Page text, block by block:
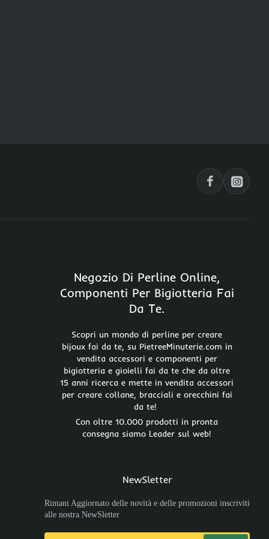
Negozio Di Perline Online,
Componenti Per Bigiotteria Fai
Da Te.
Scopri un mondo di perline per creare
bijoux fai da te, su PietreeMinuterie.com in
vendita accessori e componenti per
bigiotteria e gioielli fai da te che da oltre
15 anni ricerca e mette in vendita accessori
per creare collane, bracciali e orecchini fai
da te!
Con oltre 10.000 prodotti in pronta
consegna siamo Leader sul web!
NewSletter
Rimani Aggiornato delle novità e delle promozioni inscriviti
alle nostra NewSletter